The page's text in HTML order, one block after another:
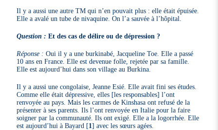
Il y a aussi une autre TM qui n’en pouvait plus : elle était épuisée.
Elle a avalé un tube de nivaquine. On l’a sauvée à l’hôpital.
Question : Et des cas de délire ou de dépression ?
Réponse : Oui il y a une burkinabé, Jacqueline Toe. Elle a passé
10 ans en France. Elle est devenue folle, rejetée par sa famille.
Elle est aujourd’hui dans son village au Burkina.
Il y a aussi une congolaise, Jeanne Esié. Elle avait fini ses études.
Comme elle était dépressive, elles [les responsables] l’ont
renvoyée au pays. Mais les carmes de Kinshasa ont refusé de la
présenter à ses parents. Ils l’ont renvoyée en Italie pour la faire
soigner par la communauté. Ils ont exigé. Elle a la logorrhée. Elle
est aujourd’hui à Bayard [1] avec les sœurs agées.